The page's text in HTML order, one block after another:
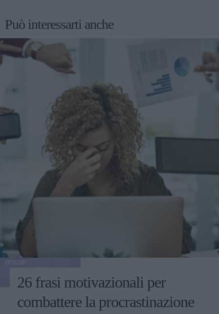
Può interessarti anche
26 frasi motivazionali per
combattere la procrastinazione